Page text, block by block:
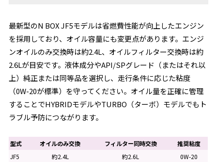
最新型のN BOX JF5モデルは省燃費性能が向上したエンジン
を採用しており、オイル容量にも変更点があります。エンジ
ンオイルのみ交換時は約2.4L、オイルフィルター交換時は約
2.6Lが目安です。液体成分やAPI/SPグレード（またはそれ以
上）純正または同等品を選択し、走行条件に応じた粘度
（0W-20が標準）を守ってください。オイル量を正確に管理
することでHYBRIDモデルやTURBO（ターボ）モデルでもト
ラブル予防につながります。
型式 オイルのみ交換 フィルター同時交換
推奨粘度
JF5
約2.4L 約2.6L 0W-20